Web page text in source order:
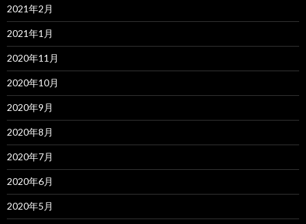
2021年2月
2021年1月
2020年11月
2020年10月
2020年9月
2020年8月
2020年7月
2020年6月
2020年5月